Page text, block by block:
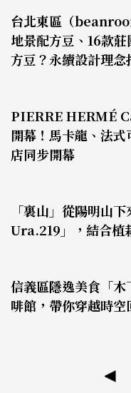
台北東區（
地景配方豆、16款
方豆？永續設計理
PIERRE HERMÉ
開幕！馬卡龍、法
店同步開幕
「裏山」從陽明山
Ura.219」，結合植
信義區隱逸美食「
啡館，帶你穿越時